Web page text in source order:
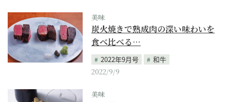
美味
炭火焼きで熟成肉の深い味わいを
食べ比べる…
2022年9月号
和牛
2022/9/9
美味